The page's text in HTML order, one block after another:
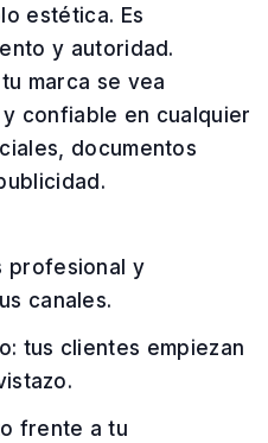
estética. Es
y autoridad.
marca se vea
confiable en cualquier
documentos
profesional y
canales.
tus clientes empiezan
frente a tu